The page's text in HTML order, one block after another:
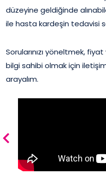
düzeyine geldiğinde
ile hasta kardeşin tedavisi
Sorularınızı yöneltmek,
bilgi sahibi olmak için
arayalım.